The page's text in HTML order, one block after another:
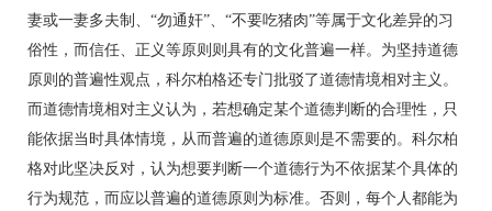
妻或一妻多夫制、“勿通奸”、“不要吃猪肉”等属于文化差异的习
俗性，而信任、正义等原则则具有的文化普遍一样。为坚持道德
原则的普遍性观点，科尔柏格还专门批驳了道德情境相对主义。
而道德情境相对主义认为，若想确定某个道德判断的合理性，只
能依据当时具体情境，从而普遍的道德原则是不需要的。科尔柏
格对此坚决反对，认为想要判断一个道德行为不依据某个具体的
行为规范，而应以普遍的道德原则为标准。否则，每个人都能为